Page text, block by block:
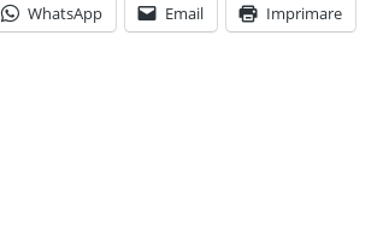
WhatsApp Email Imprimare